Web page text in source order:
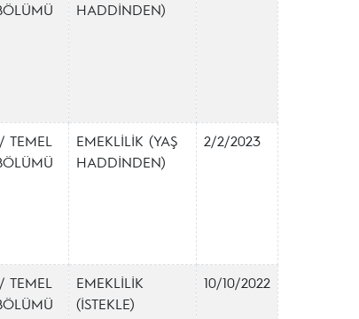
HADDİNDEN)
TEMEL
EMEKLİLİK (YAŞ
HADDİNDEN)
2/2/2023
TEMEL
EMEKLİLİK
(İSTEKLE)
10/10/2022